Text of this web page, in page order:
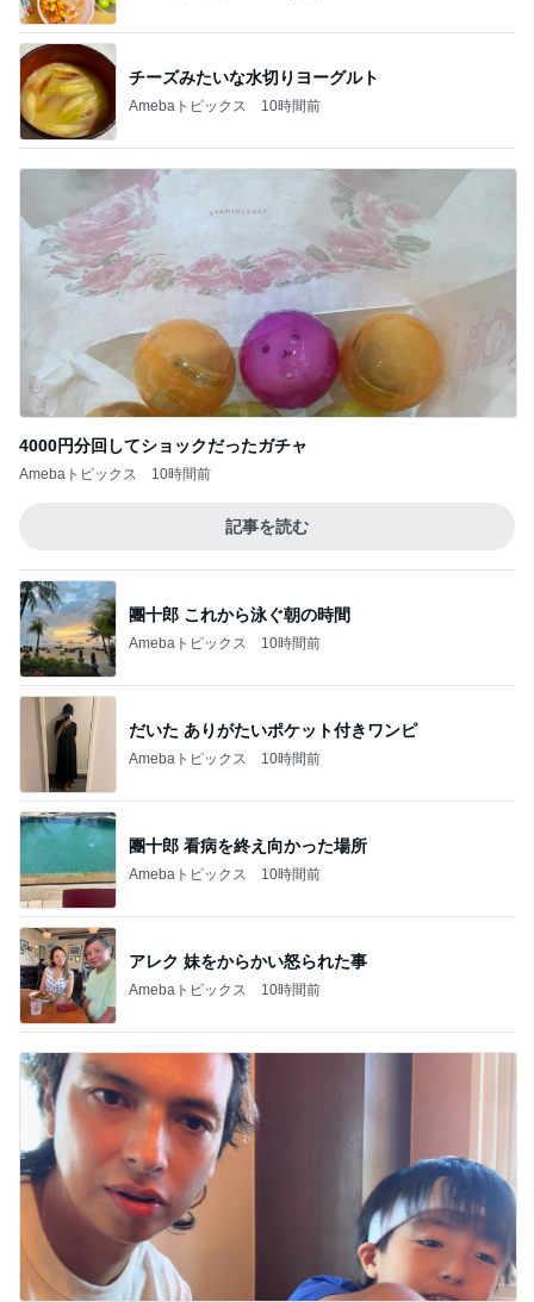
チーズみたいな水切りヨーグルト
Amebaトピックス 10時間前
4000円分回してショックだったガチャ
Amebaトピックス 10時間前
記事を読む
團十郎 これから泳ぐ朝の時間
Amebaトピックス 10時間前
だいた ありがたいポケット付きワンピ
Amebaトピックス 10時間前
團十郎 看病を終え向かった場所
Amebaトピックス 10時間前
アレク 妹をからかい怒られた事
Amebaトピックス 10時間前